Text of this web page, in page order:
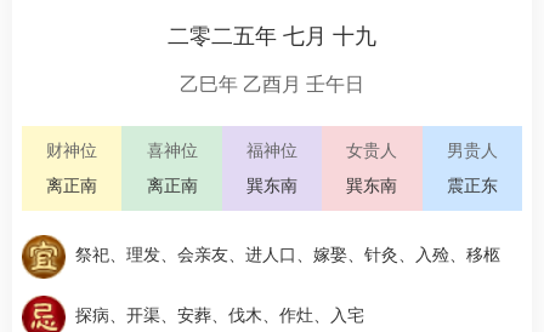
二零二五年 七月 十九
乙巳年 乙酉月 壬午日
财神位
离正南
喜神位
离正南
福神位
巽东南
女贵人
巽东南
男贵人
震正东
祭祀、理发、会亲友、进人口、嫁娶、针灸、入殓、移柩
探病、开渠、安葬、伐木、作灶、入宅